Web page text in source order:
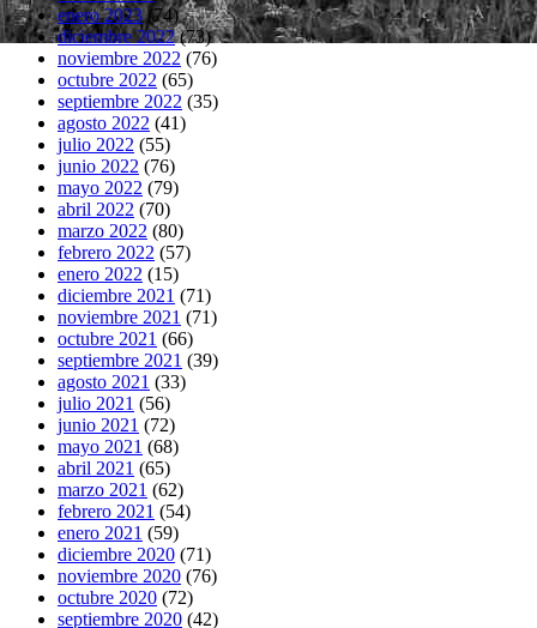
enero 2023(74)
diciembre 2022(73)
noviembre 2022 (76)
octubre 2022 (65)
septiembre 2022 (35)
agosto 2022 (41)
julio 2022 (55)
junio 2022 (76)
mayo 2022 (79)
abril 2022 (70)
marzo 2022 (80)
febrero 2022 (57)
enero 2022 (15)
diciembre 2021 (71)
noviembre 2021 (71)
octubre 2021 (66)
septiembre 2021 (39)
agosto 2021 (33)
julio 2021 (56)
junio 2021 (72)
mayo 2021 (68)
abril 2021 (65)
marzo 2021 (62)
febrero 2021 (54)
enero 2021 (59)
diciembre 2020 (71)
noviembre 2020 (76)
octubre 2020 (72)
septiembre 2020 (42)